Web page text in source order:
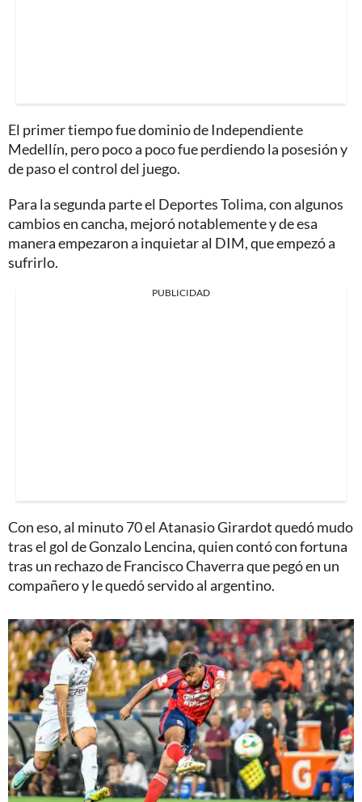
El primer tiempo fue dominio de Independiente
Medellín, pero poco a poco fue perdiendo la posesión y
de paso el control del juego.
Para la segunda parte el Deportes Tolima, con algunos
cambios en cancha, mejoró notablemente y de esa
manera empezaron a inquietar al DIM, que empezó a
sufrirlo.
PUBLICIDAD
Con eso, al minuto 70 el Atanasio Girardot quedó mudo
tras el gol de Gonzalo Lencina, quien contó con fortuna
tras un rechazo de Francisco Chaverra que pegó en un
compañero y le quedó servido al argentino.